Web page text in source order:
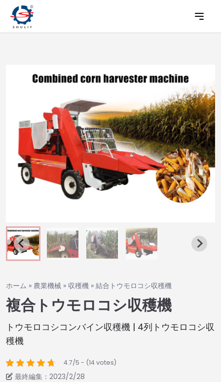
ホーム » 農業機械 » 収穫機 » 結合トウモロコシ収穫機
複合トウモロコシ収穫機
トウモロコシコンバイン収穫機 | 4列トウモロコシ収
穫機
4.7/5 - (14 votes)
最終編集：2023/2/28